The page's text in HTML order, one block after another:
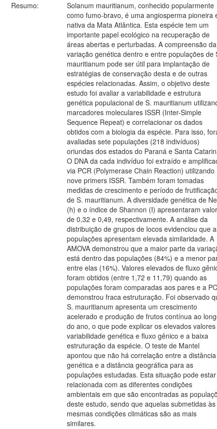
Resumo:
Solanum mauritianum, conhecido popularmente
como fumo-bravo, é uma angiosperma pioneira
nativa da Mata Atlântica. Esta espécie tem um
importante papel ecológico na recuperação de
áreas abertas e perturbadas. A compreensão da
variação genética dentro e entre populações de
mauritianum pode ser útil para implantação de
estratégias de conservação desta e de outras
espécies relacionadas. Assim, o objetivo deste
estudo foi avaliar a variabilidade e estrutura
genética populacional de S. mauritianum
marcadores moleculares ISSR (Inter-Simple
Sequence Repeat) e correlacionar os dados
obtidos com a biologia da espécie. Para isso,
avaliadas sete populações (218 indivíduos)
oriundas dos estados do Paraná e Santa
O DNA da cada indivíduo foi extraído e
via PCR (Polymerase Chain Reaction) utilizando
nove primers ISSR. Também foram tomadas
medidas de crescimento e período de
de S. mauritianum. A diversidade genética de
(h) e o índice de Shannon (I) apresentaram
de 0,32 e 0,49, respectivamente. A análise da
distribuição de grupos de locos evidenciou que
populações apresentam elevada similaridade. A
AMOVA demonstrou que a maior parte da
está dentro das populações (84%) e a menor
entre elas (16%). Valores elevados de fluxo
foram obtidos (entre 1,72 e 11,79) quando as
populações foram comparadas aos pares e a
demonstrou fraca estruturação. Foi observado
S. mauritianum apresenta um crescimento
acelerado e produção de frutos contínua ao
do ano, o que pode explicar os elevados
variabilidade genética e fluxo gênico e a baixa
estruturação da espécie. O teste de Mantel
apontou que não há correlação entre a distância
genética e a distância geográfica para as
populações estudadas. Esta situação pode estar
relacionada com as diferentes condições
ambientais em que são encontradas as
deste estudo, sendo que aquelas submetidas às
mesmas condições climáticas são as mais
similares.